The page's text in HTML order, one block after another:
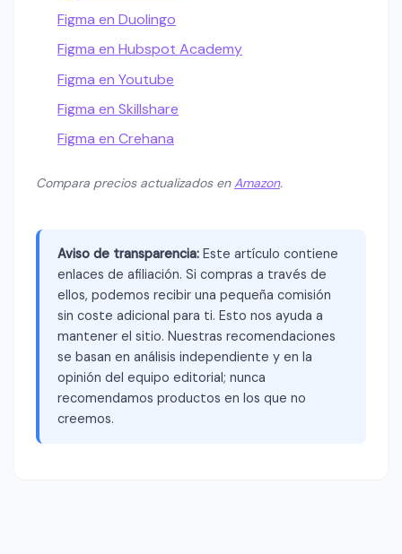
Figma en Duolingo
Figma en Hubspot Academy
Figma en Youtube
Figma en Skillshare
Figma en Crehana
Compara precios actualizados enAmazon.
Aviso de transparencia: Este artículo contiene
enlaces de afiliación. Si compras a través de
ellos, podemos recibir una pequeña comisión
sin coste adicional para ti. Esto nos ayuda a
mantener el sitio. Nuestras recomendaciones
se basan en análisis independiente y en la
opinión del equipo editorial; nunca
recomendamos productos en los que no
creemos.